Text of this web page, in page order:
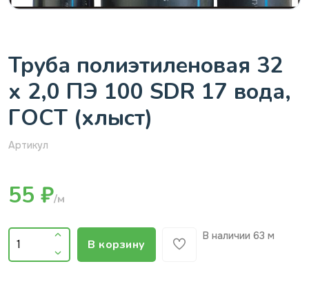
Труба полиэтиленовая 32
х 2,0 ПЭ 100 SDR 17 вода,
ГОСТ (хлыст)
Артикул
55 ₽/м
В корзину
В наличии 63 м